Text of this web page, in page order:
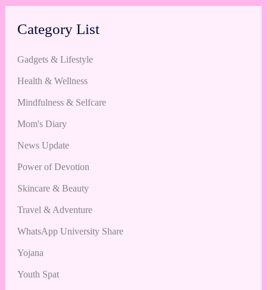
Category List
Gadgets & Lifestyle
Health & Wellness
Mindfulness & Selfcare
Mom's Diary
News Update
Power of Devotion
Skincare & Beauty
Travel & Adventure
WhatsApp University Share
Yojana
Youth Spat